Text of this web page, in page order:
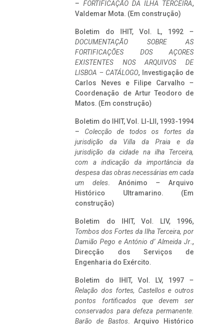
– FORTIFICAÇÃO DA ILHA TERCEIRA,
Valdemar Mota. (Em construção)
Boletim do IHIT, Vol. L, 1992 –
DOCUMENTAÇÃO SOBRE AS
FORTIFICAÇÕES DOS AÇORES
EXISTENTES NOS ARQUIVOS DE
LISBOA – CATÁLOGO, Investigação de
Carlos Neves e Filipe Carvalho –
Coordenação de Artur Teodoro de
Matos. (Em construção)
Boletim do IHIT, Vol. LI-LII, 1993-1994
– Colecção de todos os fortes da
jurisdição da Villa da Praia e da
jurisdição da cidade na ilha Terceira,
com a indicação da importância da
despesa das obras necessárias em cada
um deles. Anónimo – Arquivo
Histórico Ultramarino. (Em
construção)
Boletim do IHIT, Vol. LIV, 1996,
Tombos dos Fortes da Ilha Terceira, por
Damião Pego e António d’ Almeida Jr.,
Direcção dos Serviços de
Engenharia do Exército.
Boletim do IHIT, Vol. LV, 1997 –
Relação dos fortes, Castellos e outros
pontos fortificados que devem ser
conservados para defeza permanente.
Barão de Bastos. Arquivo Histórico